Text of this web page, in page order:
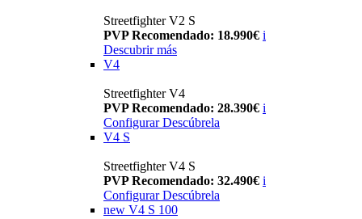
Streetfighter V2 S
PVP Recomendado: 18.990€ i
Descubrir más
V4
Streetfighter V4
PVP Recomendado: 28.390€ i
Configurar Descúbrela
V4 S
Streetfighter V4 S
PVP Recomendado: 32.490€ i
Configurar Descúbrela
new V4 S 100